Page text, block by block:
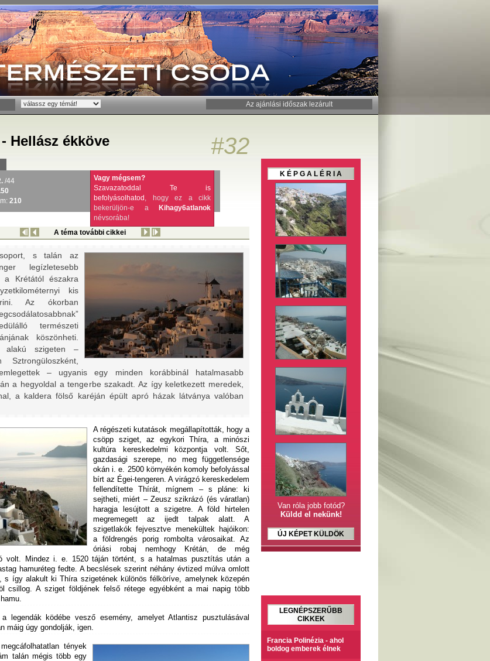
Az ajánlási időszak lezárult
#32
Hellász ékköve
Vagy mégsem?
Szavazatoddal Te is
befolyásolhatod , hogy ez a cikk
bekerüljön-e a
Kihagy6atlanok
névsorába!
/44
210
A téma további cikkei
s talán az
legízletesebb
a Krétától északra
kis
Az ókorban
természeti
köszönheti.
szigeten –
– ugyanis egy minden korábbinál hatalmasabb
a hegyoldal a tengerbe szakadt. Az így keletkezett meredek,
a kaldera fölső karéján épült apró házak látványa valóban
A régészeti kutatások megállapították, hogy a
csöpp sziget, az egykori Thíra, a minószi
kultúra kereskedelmi központja volt. Sőt,
gazdasági szerepe, no meg függetlensége
okán i. e. 2500 környékén komoly befolyással
bírt az Égei-tengeren. A virágzó kereskedelem
fellendítette Thírát, mígnem – s pláne: ki
sejtheti, miért – Zeusz szikrázó (és váratlan)
haragja lesújtott a szigetre. A föld hirtelen
megremegett az ijedt talpak alatt. A
szigetlakók fejvesztve menekültek hajóikon:
a földrengés porig rombolta városaikat. Az
óriási robaj nemhogy Krétán, de még
volt. Mindez i. e. 1520 táján történt, s a hatalmas pusztítás után a
hamuréteg fedte. A becslések szerint néhány évtized múlva omlott
s így alakult ki Thíra szigetének különös félköríve, amelynek közepén
csillog. A sziget földjének felső rétege egyébként a mai napig több
legendák ködébe vesző esemény, amelyet Atlantisz pusztulásával
máig úgy gondolják, igen.
tények
talán mégis több egy
K É P G A L É R I A
Van róla jobb fotód?
Küldd el nekünk!
ÚJ KÉPET KÜLDÖK
LEGNÉPSZERŰBB
CIKKEK
Francia Polinézia - ahol
boldog emberek élnek